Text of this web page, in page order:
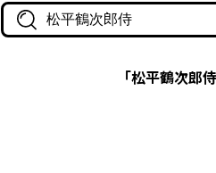
作品名・作家名で探す
「松平鶴次郎侍